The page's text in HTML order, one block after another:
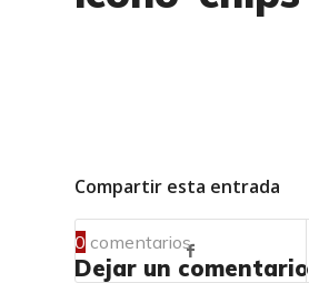
Compartir esta entrada
0 comentarios
Dejar un comentario